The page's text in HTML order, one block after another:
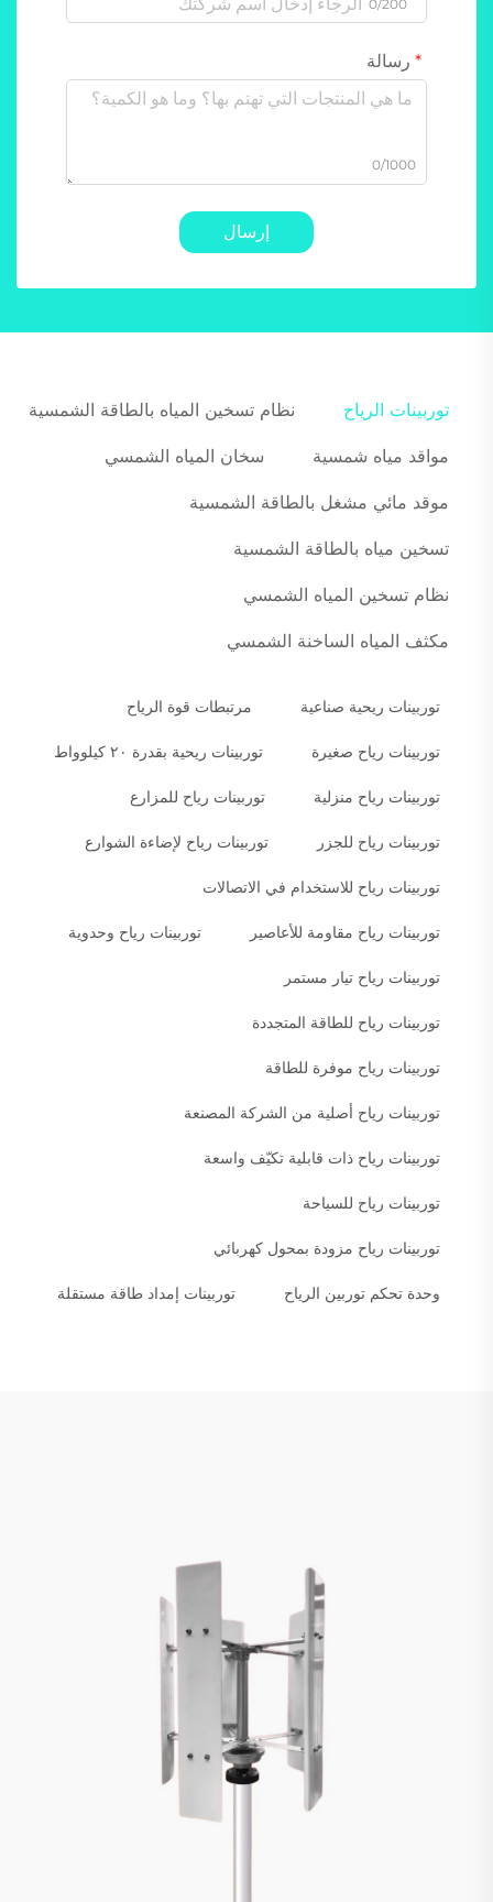
0/200
رسالة
0/1000
إرسال
توربينات الرياح نظام تسخين المياه بالطاقة الشمسية
مواقد مياه شمسية سخان المياه الشمسي
موقد مائي مشغل بالطاقة الشمسية
تسخين مياه بالطاقة الشمسية
نظام تسخين المياه الشمسي
مكثف المياه الساخنة الشمسي
توربينات ريحية صناعية مرتبطات قوة الرياح
توربينات رياح صغيرة توربينات ريحية بقدرة ٢٠ كيلوواط
توربينات رياح منزلية توربينات رياح للمزارع
توربينات رياح للجزر توربينات رياح لإضاءة الشوارع
توربينات رياح للاستخدام في الاتصالات
توربينات رياح مقاومة للأعاصير توربينات رياح وحدوية
توربينات رياح تيار مستمر
توربينات رياح للطاقة المتجددة
توربينات رياح موفرة للطاقة
توربينات رياح أصلية من الشركة المصنعة
توربينات رياح ذات قابلية تكيّف واسعة
توربينات رياح للسياحة
توربينات رياح مزودة بمحول كهربائي
وحدة تحكم توربين الرياح توربينات إمداد طاقة مستقلة